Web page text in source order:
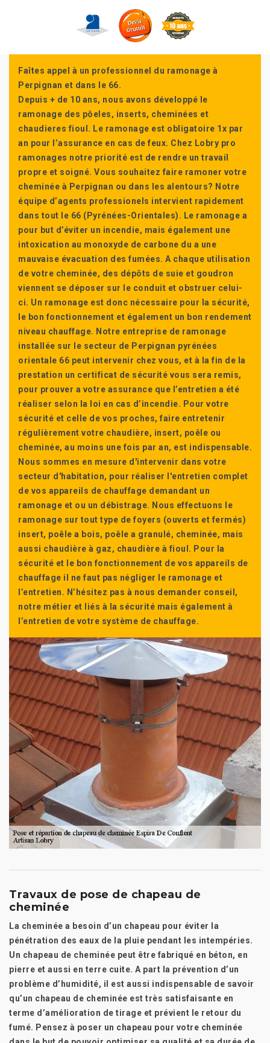
Faîtes appel à un professionnel du ramonage à
Perpignan et dans le 66.
Depuis + de 10 ans, nous avons développé le
ramonage des pôeles, inserts, cheminées et
chaudieres fioul. Le ramonage est obligatoire 1x par
an pour l’assurance en cas de feux. Chez Lobry pro
ramonages notre priorité est de rendre un travail
propre et soigné. Vous souhaitez faire ramoner votre
cheminée à Perpignan ou dans les alentours? Notre
équipe d’agents professionels intervient rapidement
dans tout le 66 (Pyrénées-Orientales). Le ramonage a
pour but d’éviter un incendie, mais également une
intoxication au monoxyde de carbone du a une
mauvaise évacuation des fumées. A chaque utilisation
de votre cheminée, des dépôts de suie et goudron
viennent se déposer sur le conduit et obstruer celui-
ci. Un ramonage est donc nécessaire pour la sécurité,
le bon fonctionnement et également un bon rendement
niveau chauffage. Notre entreprise de ramonage
installée sur le secteur de Perpignan pyrénées
orientale 66 peut intervenir chez vous, et à la fin de la
prestation un certificat de sécurité vous sera remis,
pour prouver a votre assurance que l’entretien a été
réaliser selon la loi en cas d’incendie. Pour votre
sécurité et celle de vos proches, faire entretenir
régulièrement votre chaudière, insert, poêle ou
cheminée, au moins une fois par an, est indispensable.
Nous sommes en mesure d'intervenir dans votre
secteur d'habitation, pour réaliser l'entretien complet
de vos appareils de chauffage demandant un
ramonage et ou un débistrage. Nous effectuons le
ramonage sur tout type de foyers (ouverts et fermés)
insert, poêle a bois, poêle a granulé, cheminée, mais
aussi chaudière à gaz, chaudière à fioul. Pour la
sécurité et le bon fonctionnement de vos appareils de
chauffage il ne faut pas négliger le ramonage et
l’entretien. N’hésitez pas à nous demander conseil,
notre métier et liés à la sécurité mais également à
l’entretien de votre système de chauffage.
Travaux de pose de chapeau de
cheminée
La cheminée a besoin d’un chapeau pour éviter la
pénétration des eaux de la pluie pendant les intempéries.
Un chapeau de cheminée peut être fabriqué en béton, en
pierre et aussi en terre cuite. A part la prévention d’un
problème d’humidité, il est aussi indispensable de savoir
qu’un chapeau de cheminée est très satisfaisante en
terme d’amélioration de tirage et prévient le retour du
fumé. Pensez à poser un chapeau pour votre cheminée